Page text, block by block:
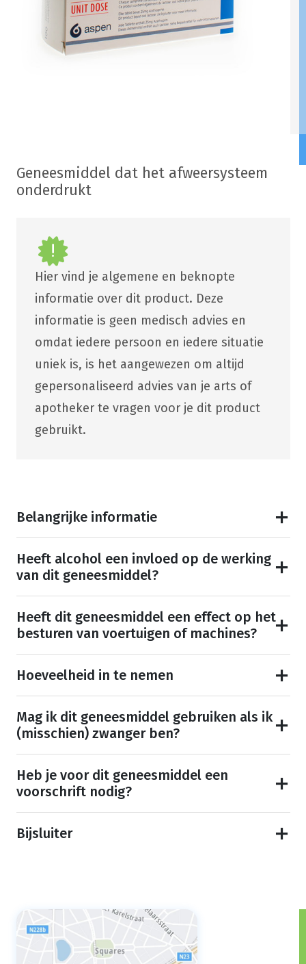
Geneesmiddel dat het afweersysteem
onderdrukt
Hier vind je algemene en beknopte
informatie over dit product. Deze
informatie is geen medisch advies en
omdat iedere persoon en iedere situatie
uniek is, is het aangewezen om altijd
gepersonaliseerd advies van je arts of
apotheker te vragen voor je dit product
gebruikt.
Belangrijke informatie
Heeft alcohol een invloed op de werking
van dit geneesmiddel?
Heeft dit geneesmiddel een effect op het
besturen van voertuigen of machines?
Hoeveelheid in te nemen
Mag ik dit geneesmiddel gebruiken als ik
(misschien) zwanger ben?
Heb je voor dit geneesmiddel een
voorschrift nodig?
Bijsluiter